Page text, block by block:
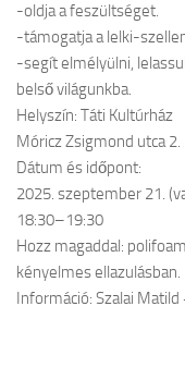
-oldja a feszültséget.
-támogatja a lelki-
-segít elmélyülni,
belső világunkba.
Helyszín: Táti Kultúrház
Móricz Zsigmond utca 2.
Dátum és időpont:
2025. szeptember 21.
18:30–19:30
Hozz magaddal:
kényelmes ellazulásban.
Információ: Szalai